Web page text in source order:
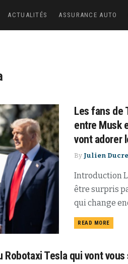
ACTUALITÉS ASSURANCE AUTO
Les fans de
entre Musk
vont adorer
By Julien
Introduction
être surpris
qui change
READ MORE
Robotaxi Tesla qui vont